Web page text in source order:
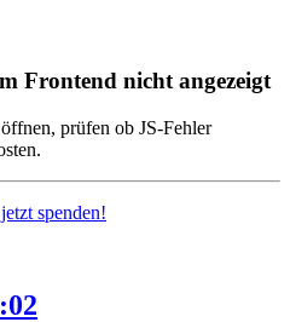
Frontend nicht angezeigt
prüfen ob JS-Fehler
jetzt spenden!